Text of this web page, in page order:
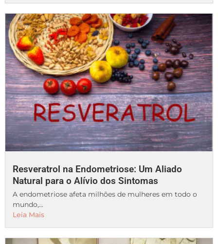
Resveratrol na Endometriose: Um Aliado
Natural para o Alívio dos Sintomas
A endometriose afeta milhões de mulheres em todo o
mundo,...
Leia Mais